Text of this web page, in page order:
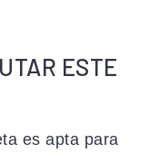
ESTE
es apta para